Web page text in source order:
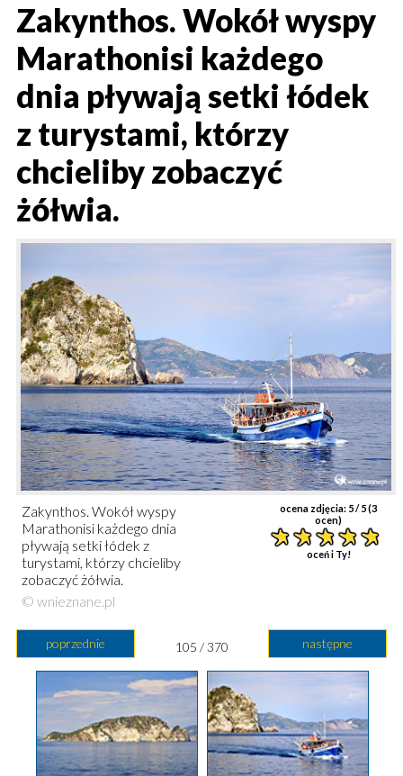
Zakynthos. Wokół wyspy
Marathonisi każdego
dnia pływają setki łódek
z turystami, którzy
chcieliby zobaczyć
żółwia.
ocena zdjęcia: 5/ 5 (3
ocen)
oceń i Ty!
Zakynthos. Wokół wyspy
Marathonisi każdego dnia
pływają setki łódek z
turystami, którzy chcieliby
zobaczyć żółwia.
© wnieznane.pl
poprzednie następne
105 / 370